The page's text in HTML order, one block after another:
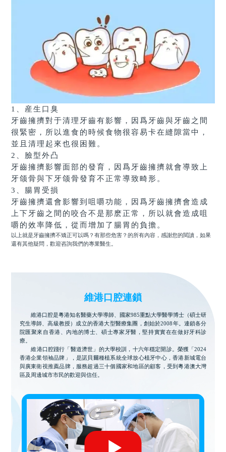
1、産生口臭
牙齒擁擠對于清理牙齒有影響，因爲牙齒與牙齒之間
很緊密，所以進食的時候食物很容易卡在縫隙當中，
並且清理起來也很困難。
2、臉型外凸
牙齒擁擠影響面部的發育，因爲牙齒擁擠就會導致上
牙颌骨與下牙颌骨發育不正常導致畸形。
3、腸胃受損
牙齒擁擠還會影響到咀嚼功能，因爲牙齒擁擠會造成
上下牙齒之間的咬合不是那麽正常，所以就會造成咀
嚼的效率降低，從而增加了腸胃的負擔。
以上就是牙齒擁擠不矯正可以嗎？有那些危害？的所有內容，感謝您的閱讀，如果
還有其他疑問，歡迎咨詢我們的專業醫生。
維港口腔連鎖
維港口腔是粵港知名醫藥大學導師、國家985重點大學醫學博士（碩士研
究生導師、高級教授）成立的香港大型醫療集團，創始於2008年。連鎖各分
院匯聚來自香港、內地的博士、碩士專家牙醫，堅持實實在在做好牙科診
療。
維港口腔踐行「醫道濟世」的大學校訓，十六年穩定開診。榮獲「2024
香港企業領袖品牌」，是諾貝爾種植系統全球放心植牙中心，香港新城電台
與廣東衛視推薦品牌，服務超過三十個國家和地區的顧客，受到粵港澳大灣
區及周邊城市市民的歡迎與信任。